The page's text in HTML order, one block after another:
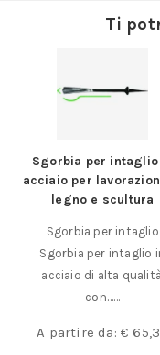
Ti
Punte speciali per
saldatura in
saldatura da mm.
extra corto
destra……